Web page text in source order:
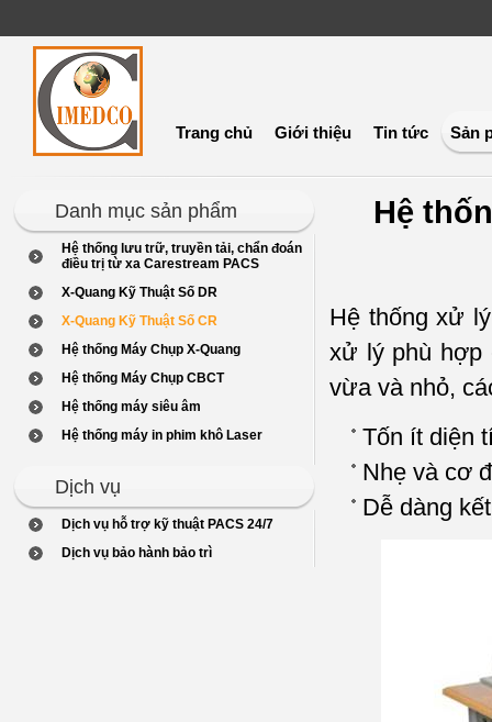
Trang chủ Giới thiệu Tin tức Sản
Hệ
Hệ thống xử
xử lý phù hợp
vừa và nhỏ,
Tốn ít diện
Nhẹ và cơ
Dễ dàng
Danh mục sản phẩm
Hệ thống lưu trữ, truyền tải, chẩn đoán
điều trị từ xa Carestream PACS
X-Quang Kỹ Thuật Số DR
X-Quang Kỹ Thuật Số CR
Hệ thống Máy Chụp X-Quang
Hệ thống Máy Chụp CBCT
Hệ thống máy siêu âm
Hệ thống máy in phim khô Laser
Dịch vụ
Dịch vụ hỗ trợ kỹ thuật PACS 24/7
Dịch vụ bảo hành bảo trì